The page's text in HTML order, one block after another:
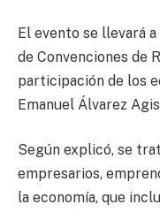
El evento se llevará
de Convenciones de
participación de los
Emanuel Álvarez
Según explicó, se
empresarios,
la economía, que